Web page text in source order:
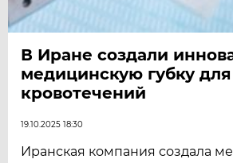
В Иране создали
медицинскую губку
кровотечений
19.10.2025 18:30
Иранская компания создала